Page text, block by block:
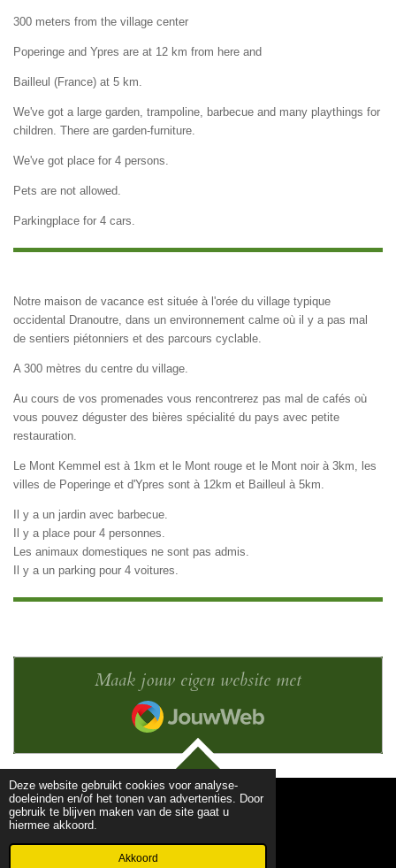
Deze website gebruikt cookies voor analyse-
doeleinden en/of het tonen van advertenties. Door
gebruik te blijven maken van de site gaat u
hiermee akkoord.
Akkoord
300 meters from the village center
Poperinge and Ypres are at 12 km from here and
Bailleul (France) at 5 km.
We've got a large garden, trampoline, barbecue and many playthings for
children. There are garden-furniture.
We've got place for 4 persons.
Pets are not allowed.
Parkingplace for 4 cars.
Notre maison de vacance est située à l'orée du village typique
occidental Dranoutre, dans un environnement calme où il y a pas mal
de sentiers piétonniers et des parcours cyclable.
A 300 mètres du centre du village.
Au cours de vos promenades vous rencontrerez pas mal de cafés où
vous pouvez déguster des bières spécialité du pays avec petite
restauration.
Le Mont Kemmel est à 1km et le Mont rouge et le Mont noir à 3km, les
villes de Poperinge et d'Ypres sont à 12km et Bailleul à 5km.
Il y a un jardin avec barbecue.
Il y a place pour 4 personnes.
Les animaux domestiques ne sont pas admis.
Il y a un parking pour 4 voitures.
Maak jouw eigen website met
JouwWeb
© 2022 - 2026 VakantiehuisEden